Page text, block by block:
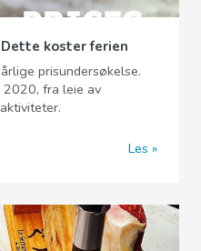
koster ferien
prisundersøkelse.
fra leie av
Les